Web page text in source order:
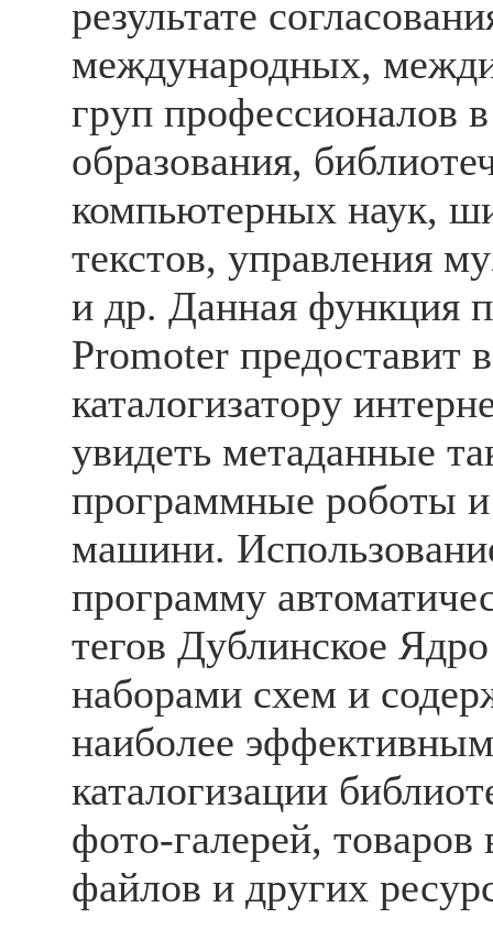
результате
международных,
груп профессионалов
образования,
компьютерных наук,
текстов, управления
и др. Данная функция
Promoter предоставит
каталогизатору
увидеть метаданные
программные роботы
машини.
программу
тегов Дублинское
наборами схем и
наиболее
каталогизации
фото-галерей, товаров
файлов и других